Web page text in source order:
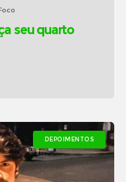
seu quarto
DEPOIMENTOS